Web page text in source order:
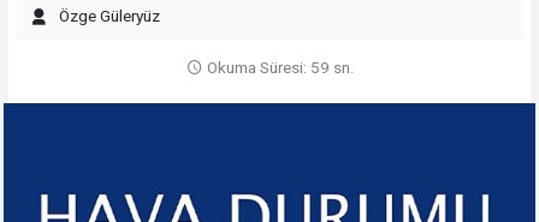
Özge Güleryüz
Okuma Süresi: 59 sn.